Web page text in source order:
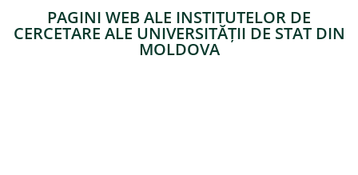
PAGINI WEB ALE INSTITUTELOR DE
CERCETARE ALE UNIVERSITĂȚII DE STAT DIN
MOLDOVA